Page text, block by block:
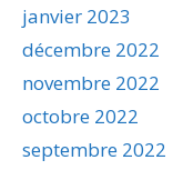
janvier 2023
décembre 2022
novembre 2022
octobre 2022
septembre 2022